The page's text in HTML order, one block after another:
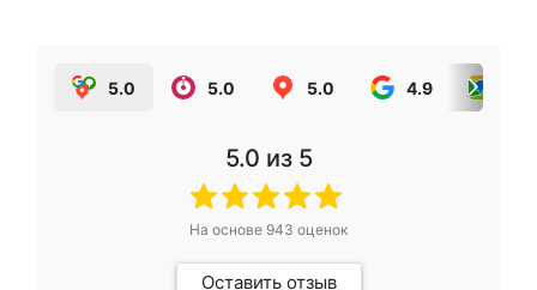
5.0 5.0 5.0 4.9
5.0 из 5
На основе 943 оценок
Оставить отзыв